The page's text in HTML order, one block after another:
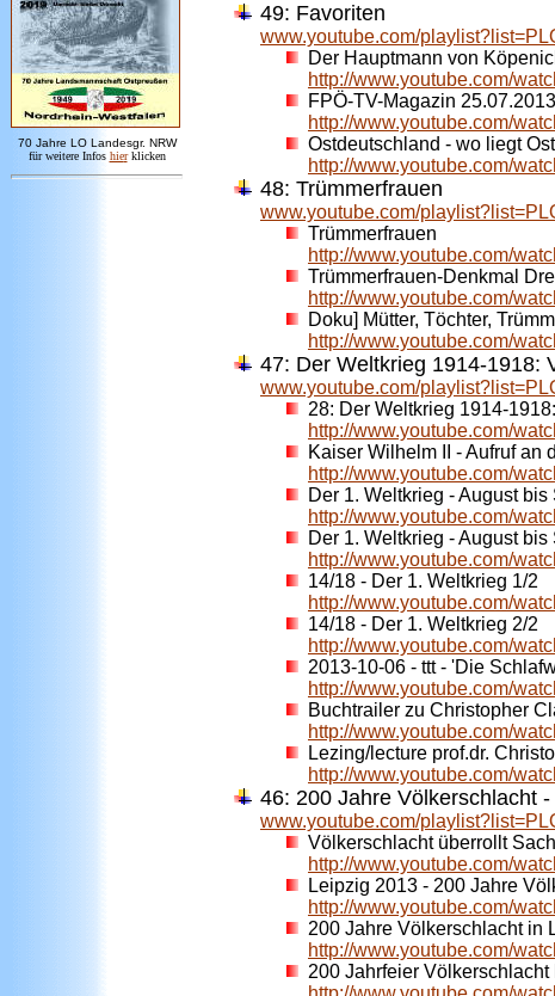
70 Jahre LO Landesgr. NRW
für weitere Infos hier klicken
49: Favoriten
www.youtube.com/
Der Hauptmann von
http://www.youtube.com/
FPÖ-TV-Magazin 25.07.2013
http://www.youtube.com/
Ostdeutschland - wo liegt
http://www.youtube.com/
48: Trümmerfrauen
www.youtube.com/
Trümmerfrauen
http://www.youtube.com/
Trümmerfrauen-Denkmal
http://www.youtube.com/
Doku] Mütter, Töchter,
http://www.youtube.com/
47: Der Weltkrieg 1914-1918:
www.youtube.com/
28: Der Weltkrieg 1914-
http://www.youtube.com/
Kaiser Wilhelm II - Aufruf an
http://www.youtube.com/
Der 1. Weltkrieg - August
http://www.youtube.com/
Der 1. Weltkrieg - August
http://www.youtube.com/
14/18 - Der 1. Weltkrieg 1/2
http://www.youtube.com/
14/18 - Der 1. Weltkrieg 2/2
http://www.youtube.com/
2013-10-06 - ttt - 'Die
http://www.youtube.com/
Buchtrailer zu Christopher
http://www.youtube.com/
Lezing/lecture prof.dr.
http://www.youtube.com/
46: 200 Jahre Völkerschlacht
www.youtube.com/
Völkerschlacht überrollt
http://www.youtube.com/
Leipzig 2013 - 200 Jahre
http://www.youtube.com/
200 Jahre Völkerschlacht in
http://www.youtube.com/
200 Jahrfeier